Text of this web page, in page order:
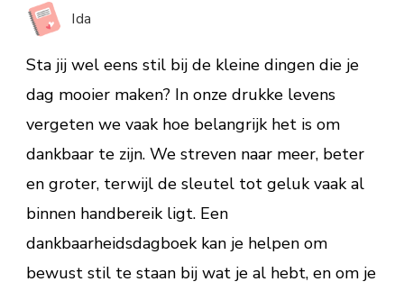
dingen
in
je
leven
Ida
Sta jij wel eens stil bij de kleine dingen die je
dag mooier maken? In onze drukke levens
vergeten we vaak hoe belangrijk het is om
dankbaar te zijn. We streven naar meer, beter
en groter, terwijl de sleutel tot geluk vaak al
binnen handbereik ligt. Een
dankbaarheidsdagboek kan je helpen om
bewust stil te staan bij wat je al hebt, en om je